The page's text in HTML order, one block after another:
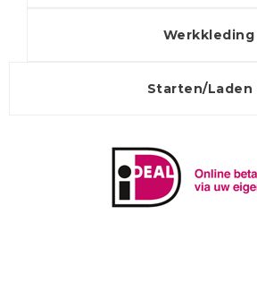
Werkkleding
Starten/Laden